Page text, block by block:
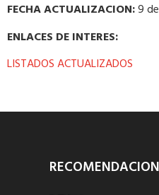
FECHA ACTUALIZACION:9
ENLACES DE INTERES:
LISTADOS ACTUALIZADOS